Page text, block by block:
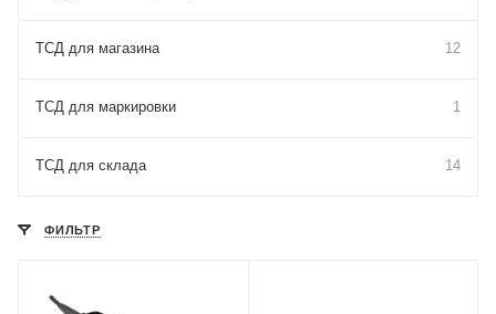
ТСД для магазина 12
ТСД для маркировки 1
ТСД для склада 14
ФИЛЬТР